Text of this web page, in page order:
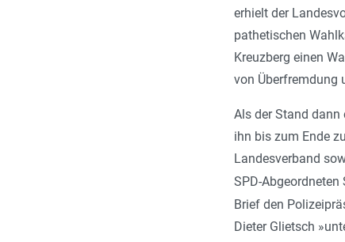
erhielt der
pathetischen
Kreuzberg einen
von Überfremdung
Als der Stand
ihn bis zum Ende
Landesverband
SPD-
Brief den
Dieter Glietsch